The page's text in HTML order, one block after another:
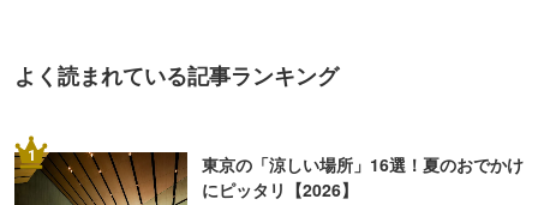
よく読まれている記事ランキング
1
東京の「涼しい場所」16選！夏のおでかけ
にピッタリ【2026】